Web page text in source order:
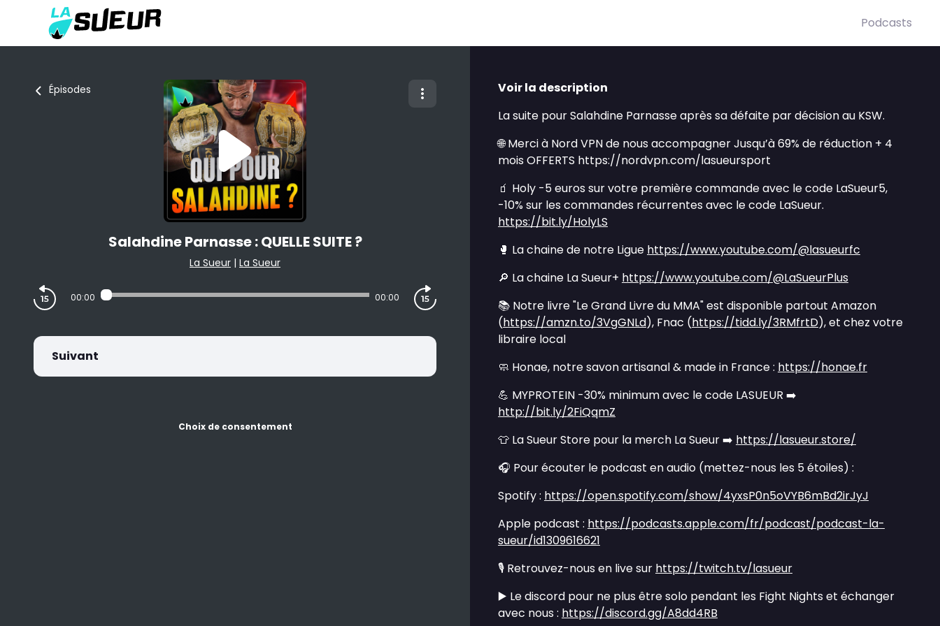
Podcasts
Épisodes
Salahdine Parnasse : QUELLE SUITE ?
La Sueur | La Sueur
00:00 00:00
Suivant
Choix de consentement
Voir la description
La suite pour Salahdine Parnasse après sa défaite par décision au KSW.
🌐 Merci à Nord VPN de nous accompagner Jusqu’à 69% de réduction + 4
mois OFFERTS https://nordvpn.com/lasueursport
🧃 Holy -5 euros sur votre première commande avec le code LaSueur5,
-10% sur les commandes récurrentes avec le code LaSueur.
https://bit.ly/HolyLS
🥊 La chaine de notre Ligue https://www.youtube.com/@lasueurfc
🔎 La chaine La Sueur+ https://www.youtube.com/@LaSueurPlus
📚 Notre livre "Le Grand Livre du MMA" est disponible partout Amazon
(https://amzn.to/3VgGNLd), Fnac (https://tidd.ly/3RMfrtD), et chez votre
libraire local
🧼 Honae, notre savon artisanal & made in France : https://honae.fr
💪 MYPROTEIN -30% minimum avec le code LASUEUR ➡️
http://bit.ly/2FiQqmZ
👕 La Sueur Store pour la merch La Sueur ➡️ https://lasueur.store/
🎧 Pour écouter le podcast en audio (mettez-nous les 5 étoiles) :
Spotify : https://open.spotify.com/show/4yxsP0n5oVYB6mBd2irJyJ
Apple podcast : https://podcasts.apple.com/fr/podcast/podcast-la-
sueur/id1309616621
🎙️ Retrouvez-nous en live sur https://twitch.tv/lasueur
▶️ Le discord pour ne plus être solo pendant les Fight Nights et échanger
avec nous : https://discord.gg/A8dd4RB